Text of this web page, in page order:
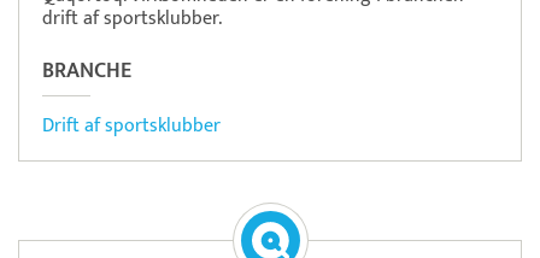
drift af sportsklubber.
BRANCHE
Drift af sportsklubber